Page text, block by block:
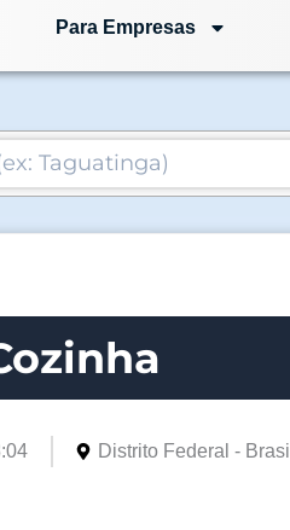
Para Empresas
Distrito Federal - Brasil